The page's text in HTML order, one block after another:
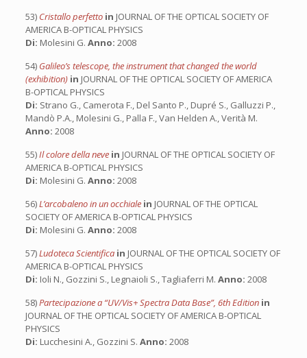
53) Cristallo perfetto in JOURNAL OF THE OPTICAL SOCIETY OF
AMERICA B-OPTICAL PHYSICS
Di: Molesini G. Anno: 2008
54) Galileo’s telescope, the instrument that changed the world
(exhibition) in JOURNAL OF THE OPTICAL SOCIETY OF AMERICA
B-OPTICAL PHYSICS
Di: Strano G., Camerota F., Del Santo P., Dupré S., Galluzzi P.,
Mandò P.A., Molesini G., Palla F., Van Helden A., Verità M.
Anno: 2008
55)Il colore della neve in JOURNAL OF THE OPTICAL SOCIETY OF
AMERICA B-OPTICAL PHYSICS
Di: Molesini G. Anno: 2008
56)L’arcobaleno in un occhiale in JOURNAL OF THE OPTICAL
SOCIETY OF AMERICA B-OPTICAL PHYSICS
Di: Molesini G. Anno: 2008
57)Ludoteca Scientifica in JOURNAL OF THE OPTICAL SOCIETY OF
AMERICA B-OPTICAL PHYSICS
Di: Ioli N., Gozzini S., Legnaioli S., Tagliaferri M. Anno: 2008
58)Partecipazione a “UV/Vis+ Spectra Data Base”, 6th Edition in
JOURNAL OF THE OPTICAL SOCIETY OF AMERICA B-OPTICAL
PHYSICS
Di: Lucchesini A., Gozzini S. Anno: 2008